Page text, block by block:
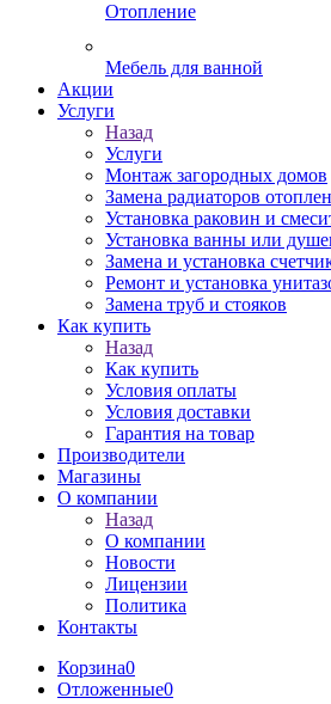
Отопление
Мебель для ванной
Акции
Услуги
Назад
Услуги
Монтаж загородных домов
Замена радиаторов
Установка раковин и
Установка ванны или
Замена и установка
Ремонт и установка
Замена труб и стояков
Как купить
Назад
Как купить
Условия оплаты
Условия доставки
Гарантия на товар
Производители
Магазины
О компании
Назад
О компании
Новости
Лицензии
Политика
Контакты
Корзина0
Отложенные0